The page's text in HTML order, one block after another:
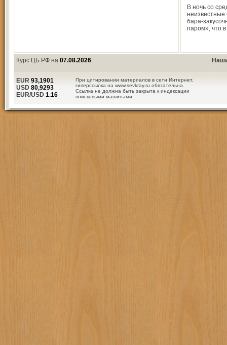
В ночь со
неизвестные
бара-
паром», что
Курс ЦБ РФ на 07.08.2026
При цитировании материалов в сети Интернет,
гиперссылка на www.sevkray.ru обязательна.
Ссылка не должна быть закрыта к индексации
поисковыми машинами.
EUR 93,1901
USD 80,9293
EUR/USD 1.16